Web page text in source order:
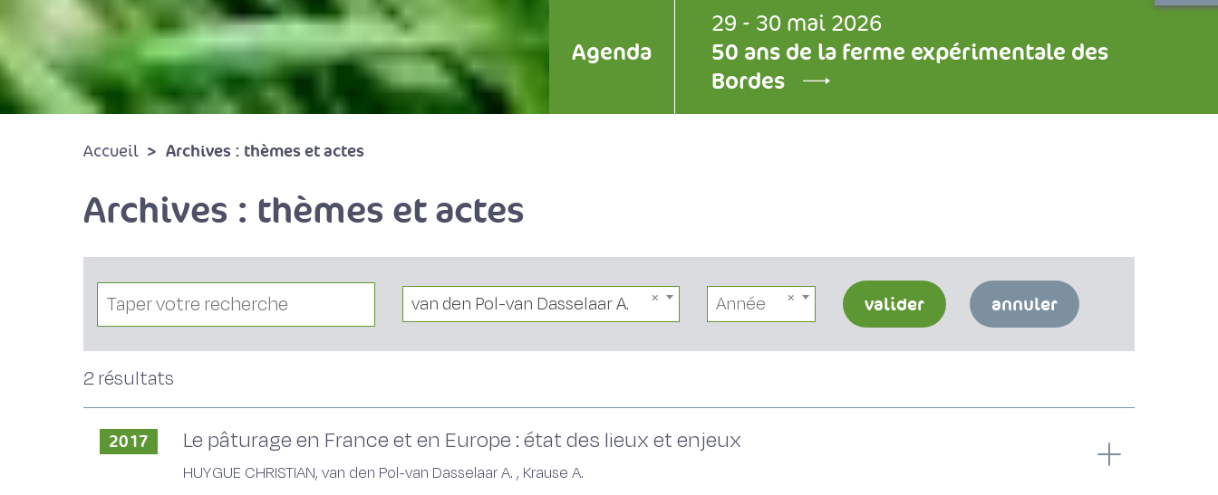
Agenda
29 - 30 mai 2026
50 ans de la ferme expérimentale des
Bordes
Accueil Archives : thèmes et actes
Archives : thèmes et actes
van den Pol-van Dasselaar A. Année valider annuler
2 résultats
2017 Le pâturage en France et en Europe : état des lieux et enjeux
HUYGUE CHRISTIAN, van den Pol-van Dasselaar A. , Krause A.